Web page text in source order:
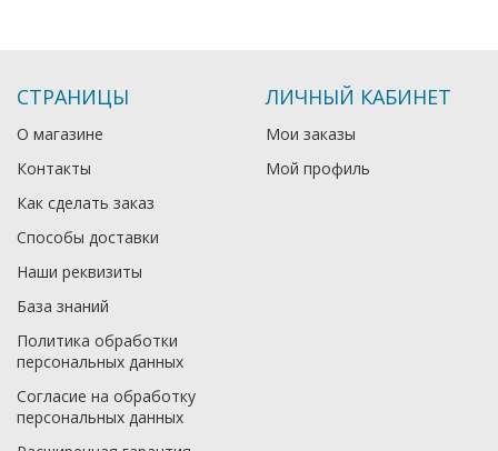
СТРАНИЦЫ
О магазине
Контакты
Как сделать заказ
Способы доставки
Наши реквизиты
База знаний
Политика обработки
персональных данных
Согласие на обработку
персональных данных
ЛИЧНЫЙ КАБИНЕТ
Мои заказы
Мой профиль